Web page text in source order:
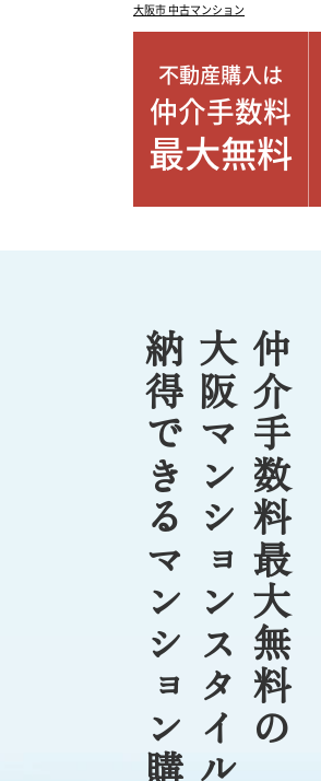
大阪市 中古マンション
不動産購入は
仲介手数料
最大無料
仲介手数料最大無料の
大阪マンションスタイルで、
納得できるマンション購入を！